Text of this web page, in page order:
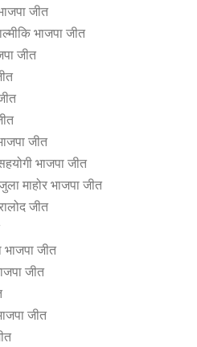
जीत
भाजपा जीत
जीत
जीत
भाजपा जीत
माहोर भाजपा जीत
जीत
भाजपा जीत
जीत
जीत